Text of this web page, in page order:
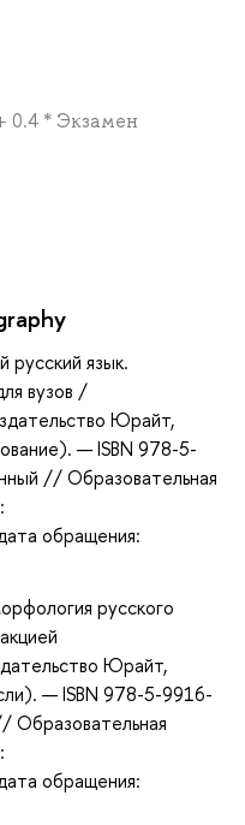
0.4 * Экзамен
язык.
вузов /
Юрайт,
— ISBN 978-5-
// Образовательная
обращения:
русского
Юрайт,
— ISBN 978-5-9916-
Образовательная
обращения: